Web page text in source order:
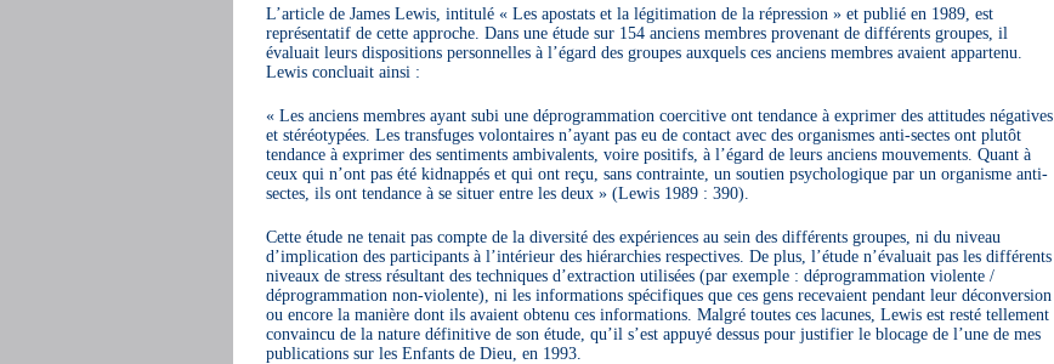
L’article de James Lewis, intitulé « Les apostats et la légitimation de la répression » et publié en 1989, est
représentatif de cette approche. Dans une étude sur 154 anciens membres provenant de différents groupes, il
évaluait leurs dispositions personnelles à l’égard des groupes auxquels ces anciens membres avaient appartenu.
Lewis concluait ainsi :
« Les anciens membres ayant subi une déprogrammation coercitive ont tendance à exprimer des attitudes négatives
et stéréotypées. Les transfuges volontaires n’ayant pas eu de contact avec des organismes anti-sectes ont plutôt
tendance à exprimer des sentiments ambivalents, voire positifs, à l’égard de leurs anciens mouvements. Quant à
ceux qui n’ont pas été kidnappés et qui ont reçu, sans contrainte, un soutien psychologique par un organisme anti-
sectes, ils ont tendance à se situer entre les deux » (Lewis 1989 : 390).
Cette étude ne tenait pas compte de la diversité des expériences au sein des différents groupes, ni du niveau
d’implication des participants à l’intérieur des hiérarchies respectives. De plus, l’étude n’évaluait pas les différents
niveaux de stress résultant des techniques d’extraction utilisées (par exemple : déprogrammation violente /
déprogrammation non-violente), ni les informations spécifiques que ces gens recevaient pendant leur déconversion
ou encore la manière dont ils avaient obtenu ces informations. Malgré toutes ces lacunes, Lewis est resté tellement
convaincu de la nature définitive de son étude, qu’il s’est appuyé dessus pour justifier le blocage de l’une de mes
publications sur les Enfants de Dieu, en 1993.